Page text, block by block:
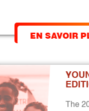
EN SAVOIR
The